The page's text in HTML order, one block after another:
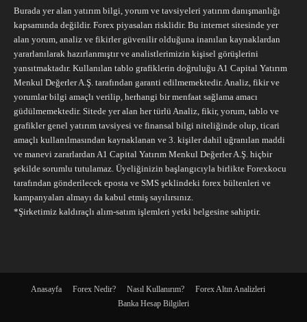
Burada yer alan yatırım bilgi, yorum ve tavsiyeleri yatırım danışmanlığı
kapsamında değildir. Forex piyasaları risklidir. Bu internet sitesinde yer
alan yorum, analiz ve fikirler güvenilir olduğuna inanılan kaynaklardan
yararlanılarak hazırlanmıştır ve analistlerimizin kişisel görüşlerini
yansıtmaktadır. Kullanılan tablo grafiklerin doğruluğu A1 Capital Yatırım
Menkul Değerler A.Ş. tarafından garanti edilmemektedir. Analiz, fikir ve
yorumlar bilgi amaçlı verilip, herhangi bir menfaat sağlama amacı
güdülmemektedir. Sitede yer alan her türlü Analiz, fikir, yorum, tablo ve
grafikler genel yatırım tavsiyesi ve finansal bilgi niteliğinde olup, ticari
amaçlı kullanılmasından kaynaklanan ve 3. kişiler dahil uğranılan maddi
ve manevi zararlardan A1 Capital Yatırım Menkul Değerler A.Ş. hiçbir
şekilde sorumlu tutulamaz. Üyeliğinizin başlangıcıyla birlikte Forexkocu
tarafından gönderilecek eposta ve SMS şeklindeki forex bültenleri ve
kampanyaları almayı da kabul etmiş sayılırsınız.
*Şirketimiz kaldıraçlı alım-satım işlemleri yetki belgesine sahiptir.
Anasayfa Forex Nedir? Nasıl Kullanırım?
Forex Altın Analizleri
Banka Hesap Bilgileri